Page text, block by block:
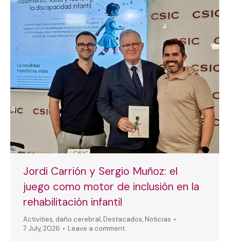
Jordi Carrión y Sergio Muñoz: el
juego como motor de inclusión en la
rehabilitación infantil
Activities, daño cerebral, Destacados, Noticias
7 July, 2026
Leave a comment